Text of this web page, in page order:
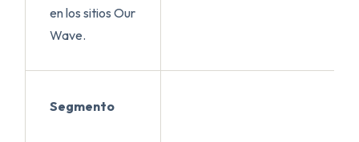
en los sitios Our
Wave.
Segmento